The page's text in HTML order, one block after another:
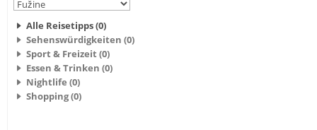
Alle Reisetipps (0)
Sehenswürdigkeiten (0)
Sport & Freizeit (0)
Essen & Trinken (0)
Nightlife (0)
Shopping (0)